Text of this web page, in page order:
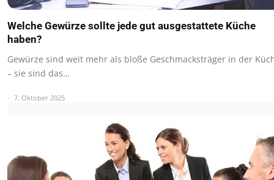
Welche Gewürze sollte jede gut ausgestattete Küche
haben?
Gewürze sind weit mehr als bloße Geschmacksträger in der
– sie sind das…
7. Oktober 2025